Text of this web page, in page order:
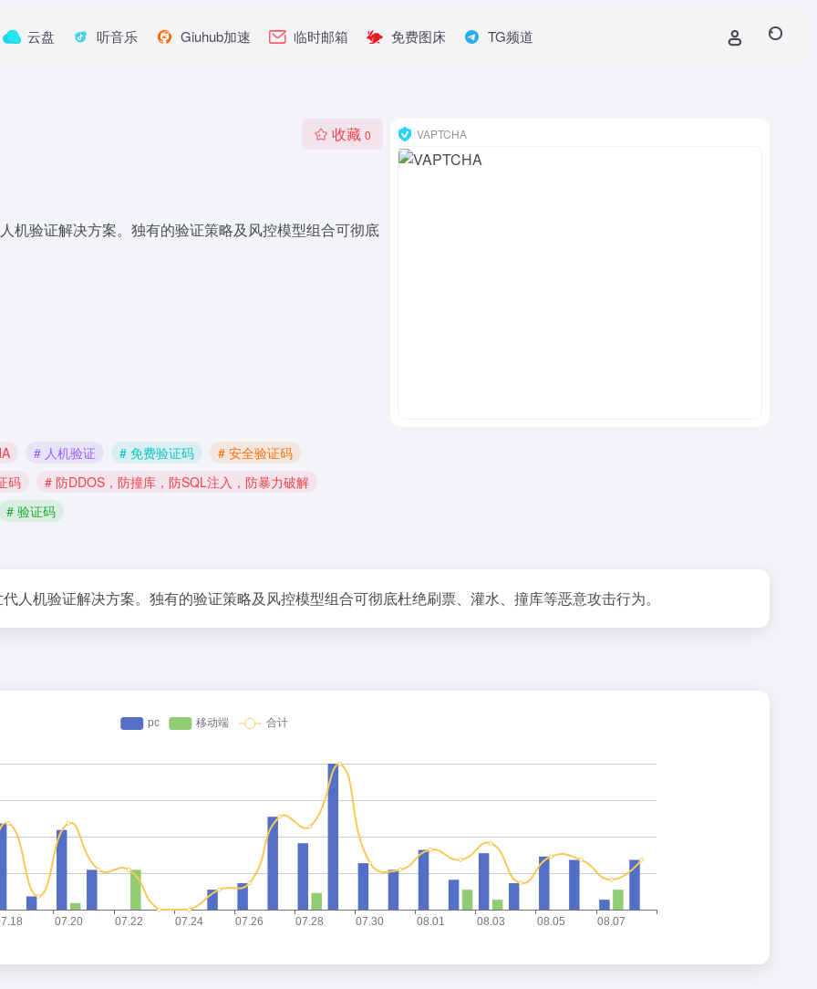
云盘 听音乐 Giuhub加速 临时邮箱 免费图床 TG频道
收藏 0
机验证解决方案。独有的验证策略及风控模型组合可彻底
# 人机验证 # 免费验证码
# 安全验证码
码
# 防DDOS，防撞库，防SQL注入，防暴力破解
# 验证码
VAPTCHA
人机验证解决方案。独有的验证策略及风控模型组合可彻底杜绝刷票、灌水、撞库等恶意攻击行为。